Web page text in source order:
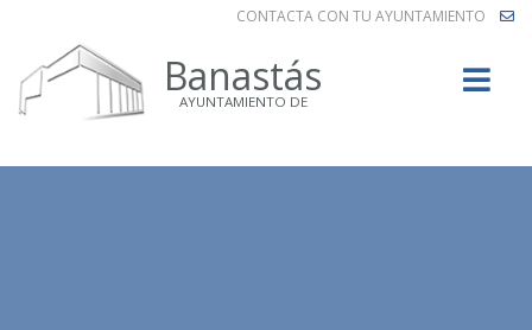
CONTACTA CON TU AYUNTAMIENTO
Banastás
AYUNTAMIENTO DE